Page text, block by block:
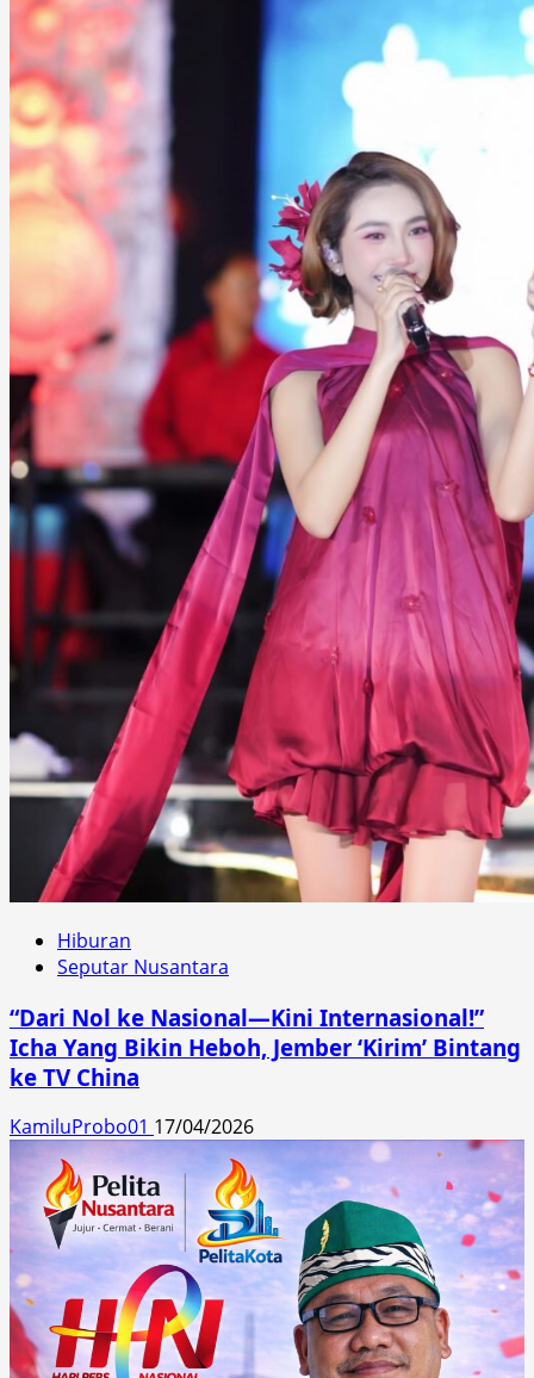
Hiburan
Seputar Nusantara
“Dari Nol ke Nasional—Kini Internasional!”
Icha Yang Bikin Heboh, Jember ‘Kirim’ Bintang
ke TV China
KamiluProbo01 17/04/2026